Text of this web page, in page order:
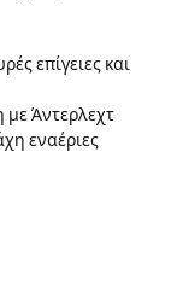
επίγειες και
Άντερλεχτ
εναέριες